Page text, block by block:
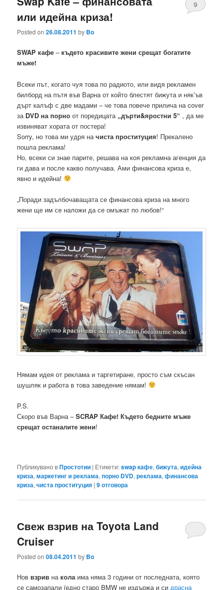
или идейна криза!
Posted on26.08.2011 by Bo
9
SWAP кафе – където красивите жени срещат богатите
мъже!
Всеки път, когато чуя това по радиото, или видя рекламен
билборд на пътя във Варна от който блестят бижута и няк’ъв
дърт калъф с две мадами – че това повече прилича на cover
за DVD на порно от поредицата „дърти&яростни 5“ , да ме
извиняват хората от постера!
Sorry, но това ми удря начиста проституция! Прекалено
пошла реклама!
Но, всеки си знае парите, решава на коя рекламна агенция да
ги дава и после какво получава. Ами финансова криза е,
явно и идейна!
„Поради задълбочаващата се финансова криза на много
жени ще им се наложи да се омъжат по любов!“
Нямам идея от реклама и таргетиране, просто съм скъсан
шушляк и работа в това заведение нямам!
P.S.
Скоро във Варна –SCRAP Кафе! Където бедните мъже
срещат останалите жени!
Публикувано вПростотии | Етикети:swap кафе,бижута,идейна
криза,маркетинг и реклама,порно DVD,реклама,финансова
криза,чиста проституция |9отговора
Свеж взрив на Toyota Land
Cruiser
Posted on08.04.2011 by Bo
Нов взрив на колаима няма 3 години от последната, която
се самозапали (едно старо BMW не издържа и сидрасна